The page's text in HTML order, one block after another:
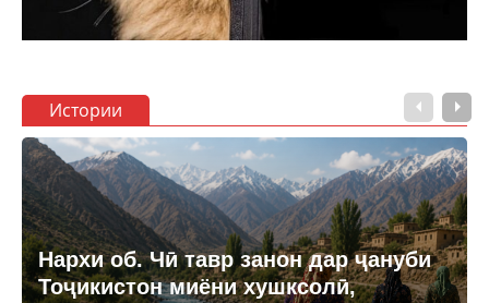
Истории
Нархи об. Чӣ тавр занон дар ҷануби
Тоҷикистон миёни хушксолӣ,